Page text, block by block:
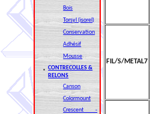
Bois
Torsyl (isorel)
Conservation
Adhésif
Mousse
*
CONTRECOLLES &
RELONS
Canson
Colormount
Crescent -
FIL/S/METAL7